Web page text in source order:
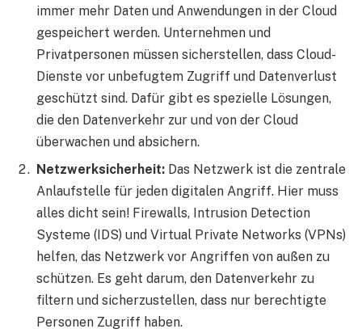
immer mehr Daten und Anwendungen in der Cloud
gespeichert werden. Unternehmen und
Privatpersonen müssen sicherstellen, dass Cloud-
Dienste vor unbefugtem Zugriff und Datenverlust
geschützt sind. Dafür gibt es spezielle Lösungen,
die den Datenverkehr zur und von der Cloud
überwachen und absichern.
Netzwerksicherheit: Das Netzwerk ist die zentrale
Anlaufstelle für jeden digitalen Angriff. Hier muss
alles dicht sein! Firewalls, Intrusion Detection
Systeme (IDS) und Virtual Private Networks (VPNs)
helfen, das Netzwerk vor Angriffen von außen zu
schützen. Es geht darum, den Datenverkehr zu
filtern und sicherzustellen, dass nur berechtigte
Personen Zugriff haben.